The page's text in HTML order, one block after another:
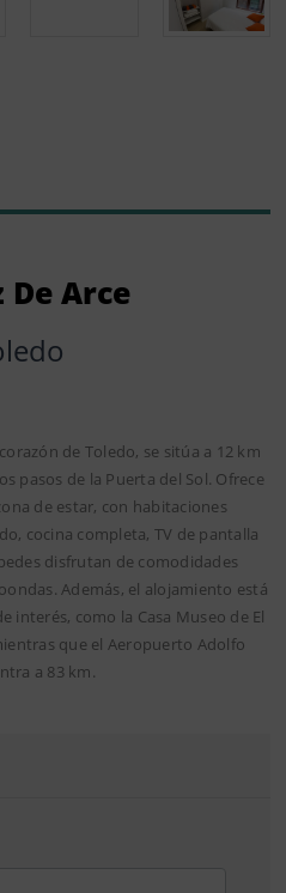
De Arce
de Toledo, se sitúa a 12 km
pasos de la Puerta del Sol. Ofrece
de estar, con habitaciones
cocina completa, TV de pantalla
disfrutan de comodidades
Además, el alojamiento está
interés, como la Casa Museo de El
que el Aeropuerto Adolfo
a 83 km.